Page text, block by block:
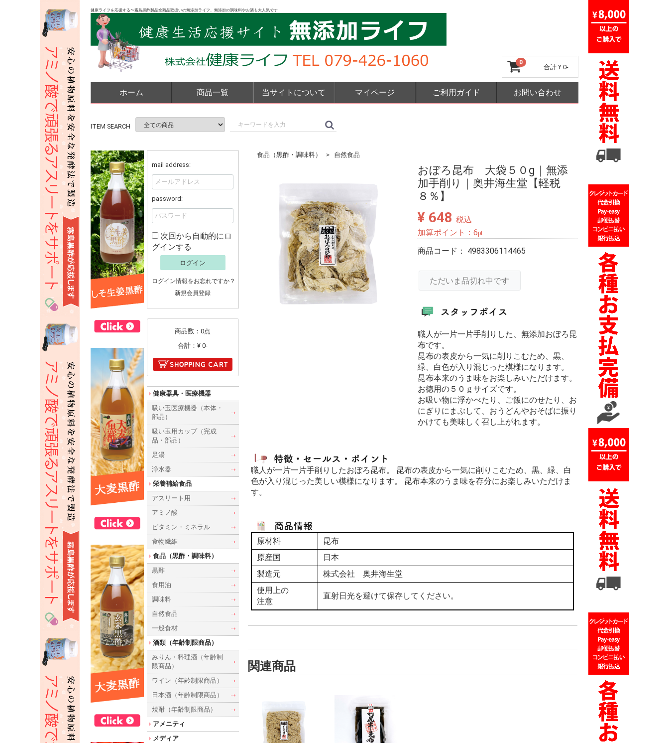
健康ライフを応援する〜霧島黒酢製品全商品取扱いの無添加ライフ、無添加の調味料やお酒も大人気です
ホーム 商品一覧 当サイトについて マイページ ご利用ガイド お問い合わせ
ITEM SEARCH
食品（黒酢・調味料） 自然食品
おぼろ昆布 大袋５０g｜無添
加手削り｜奥井海生堂【軽税
８％】
¥ 648 税込
加算ポイント： 6pt
商品コード： 4983306114465
ただいま品切れ中です
職人が一片一片手削りした、無添加おぼろ昆
布です。
昆布の表皮から一気に削りこむため、黒、
緑、白色が入り混じった模様になります。
昆布本来のうま味をお楽しみいただけます。
お徳用の５０ｇサイズです。
お吸い物に浮かべたり、ご飯にのせたり、お
にぎりにまぶして、おうどんやおそばに振り
かけても美味しく召し上がれます。
職人が一片一片手削りしたおぼろ昆布。 昆布の表皮から一気に削りこむため、黒、緑、白
色が入り混じった美しい模様になります。 昆布本来のうま味を存分にお楽しみいただけま
す。
原材料
昆布
原産国
日本
製造元
株式会社 奥井海生堂
使用上の
注意
直射日光を避けて保存してください。
関連商品
mail address:
password:
次回から自動的にロ
グインする
ログイン
ログイン情報をお忘れですか？
新規会員登録
0
合計¥ 0-
商品数：0点
合計：¥ 0-
健康器具・医療機器
吸い玉医療機器（本体・
部品）
吸い玉用カップ（完成
品・部品）
足湯
浄水器
栄養補給食品
アスリート用
アミノ酸
ビタミン・ミネラル
食物繊維
食品（黒酢・調味料）
黒酢
食用油
調味料
自然食品
一般食材
酒類（年齢制限商品）
みりん・料理酒（年齢制
限商品）
ワイン（年齢制限商品）
日本酒（年齢制限商品）
焼酎（年齢制限商品）
アメニティ
メディア